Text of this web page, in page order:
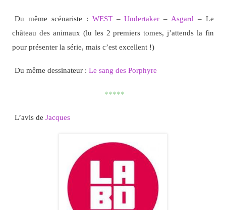
Du même scénariste : WEST–Undertaker – Asgard – Le
château des animaux (lu les 2 premiers tomes, j’attends la fin
pour présenter la série, mais c’est excellent !)
Du même dessinateur : Le sang des Porphyre
*****
L’avis de Jacques